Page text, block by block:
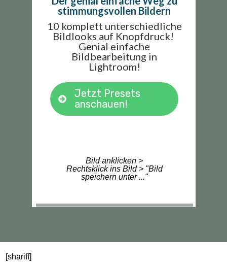
stimmungsvollen Bildern
10 komplett unterschiedliche
Bildlooks auf Knopfdruck!
Genial einfache
Bildbearbeitung in
Lightroom!
Jetzt Presets
anschauen!
Bild anklicken >
Rechtsklick ins Bild > "Bild
speichern unter ..."
[shariff]